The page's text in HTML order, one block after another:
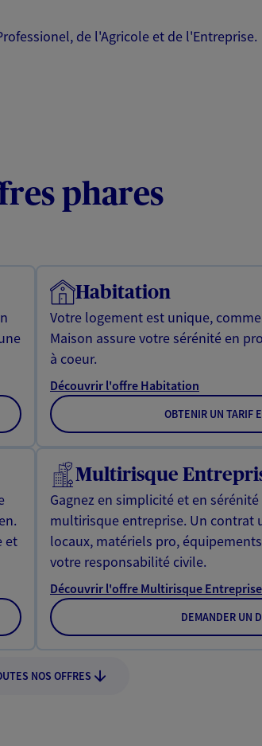
de l'Agricole et de l'Entreprise.
phares
Habitation
Votre logement est unique,
Maison assure votre sérénité en
à coeur.
Découvrir l'offre Habitation
OBTENIR UN TARIF
et
Multirisque
Gagnez en simplicité et en
multirisque entreprise. Un contrat
locaux, matériels pro,
votre responsabilité civile.
Découvrir l'offre Multirisque Entreprise
DEMANDER UN
NOS OFFRES